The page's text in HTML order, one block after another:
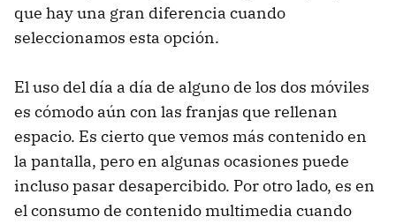
que hay una gran diferencia cuando
seleccionamos esta opción.
El uso del día a día de alguno de los dos móviles
es cómodo aún con las franjas que rellenan
espacio. Es cierto que vemos más contenido en
la pantalla, pero en algunas ocasiones puede
incluso pasar desapercibido. Por otro lado, es en
el consumo de contenido multimedia cuando